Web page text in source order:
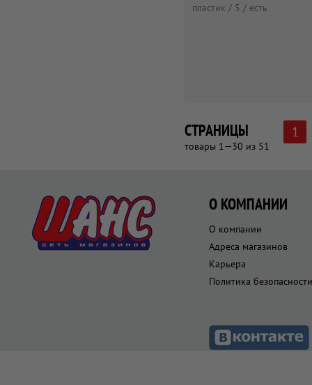
пластик / 5 / есть
СТРАНИЦЫ
товары 1—30 из 51
1
О КОМПАНИИ
О компании
Адреса магазинов
Карьера
Политика безопасности